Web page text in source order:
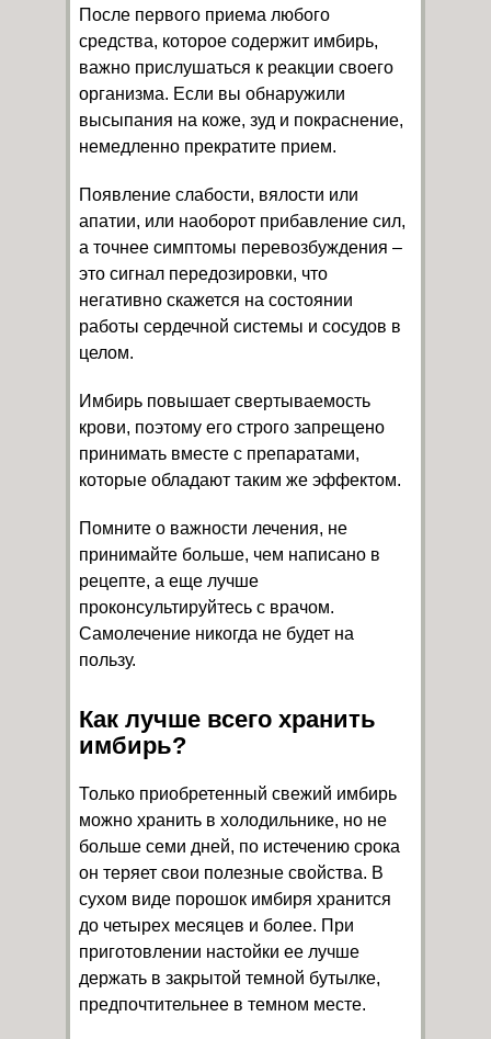
После первого приема любого
средства, которое содержит имбирь,
важно прислушаться к реакции своего
организма. Если вы обнаружили
высыпания на коже, зуд и покраснение,
немедленно прекратите прием.
Появление слабости, вялости или
апатии, или наоборот прибавление сил,
а точнее симптомы перевозбуждения –
это сигнал передозировки, что
негативно скажется на состоянии
работы сердечной системы и сосудов в
целом.
Имбирь повышает свертываемость
крови, поэтому его строго запрещено
принимать вместе с препаратами,
которые обладают таким же эффектом.
Помните о важности лечения, не
принимайте больше, чем написано в
рецепте, а еще лучше
проконсультируйтесь с врачом.
Самолечение никогда не будет на
пользу.
Как лучше всего хранить
имбирь?
Только приобретенный свежий имбирь
можно хранить в холодильнике, но не
больше семи дней, по истечению срока
он теряет свои полезные свойства. В
сухом виде порошок имбиря хранится
до четырех месяцев и более. При
приготовлении настойки ее лучше
держать в закрытой темной бутылке,
предпочтительнее в темном месте.